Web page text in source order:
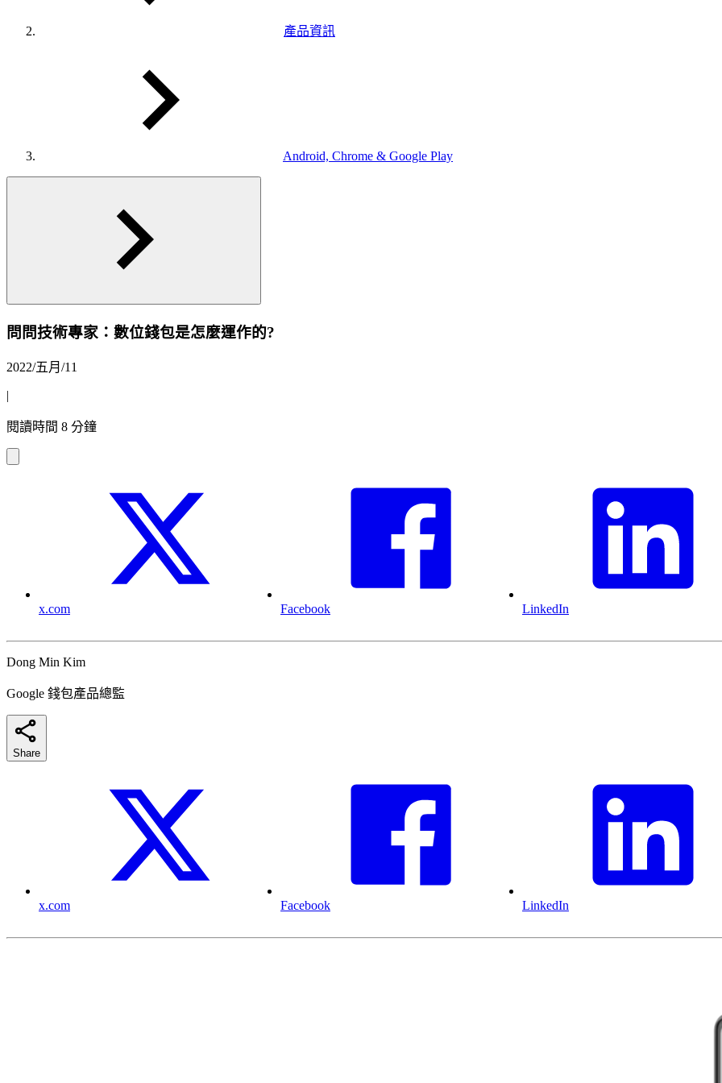
產品資訊
Android, Chrome & Google Play
問問技術專家：數位錢包是怎麼運作的?
2022/五月/11
|
閱讀時間 8 分鐘
x.com Facebook LinkedIn
Dong Min Kim
Google 錢包產品總監
Share
x.com Facebook LinkedIn